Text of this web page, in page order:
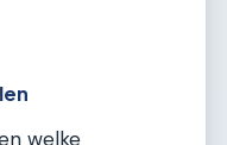
welke